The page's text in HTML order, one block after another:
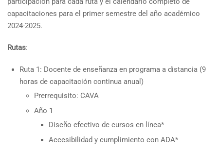
capacitaciones para el primer semestre del año académico
2024-2025.
Rutas:
Ruta 1: Docente de enseñanza en programa a distancia (9
horas de capacitación continua anual)
Prerrequisito: CAVA
Año 1
Diseño efectivo de cursos en línea*
Accesibilidad y cumplimiento con ADA*